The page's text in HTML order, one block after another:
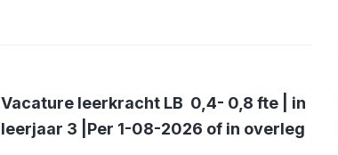
Vacature leerkracht LB 0,4- 0,8 fte | in
leerjaar 3 |Per 1-08-2026 of in overleg